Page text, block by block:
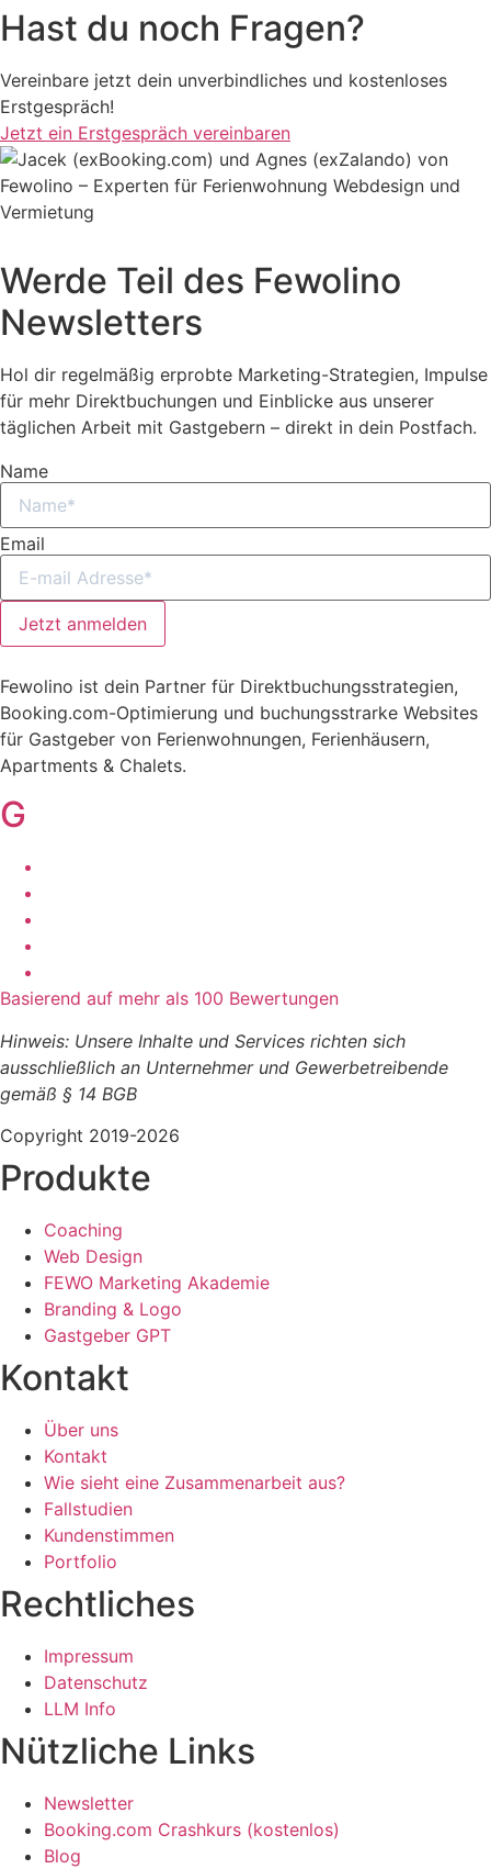
Hast du noch Fragen?
Vereinbare jetzt dein unverbindliches und kostenloses
Erstgespräch!
Jetzt ein Erstgespräch vereinbaren
Werde Teil des Fewolino
Newsletters
Hol dir regelmäßig erprobte Marketing-Strategien, Impulse
für mehr Direktbuchungen und Einblicke aus unserer
täglichen Arbeit mit Gastgebern – direkt in dein Postfach.
Name
Email
Jetzt anmelden
Fewolino ist dein Partner für Direktbuchungsstrategien,
Booking.com-Optimierung und buchungsstrarke Websites
für Gastgeber von Ferienwohnungen, Ferienhäusern,
Apartments & Chalets.
G
Basierend auf mehr als 100 Bewertungen
Hinweis: Unsere Inhalte und Services richten sich
ausschließlich an Unternehmer und Gewerbetreibende
gemäß § 14 BGB
Copyright 2019-2026
Produkte
Coaching
Web Design
FEWO Marketing Akademie
Branding & Logo
Gastgeber GPT
Kontakt
Über uns
Kontakt
Wie sieht eine Zusammenarbeit aus?
Fallstudien
Kundenstimmen
Portfolio
Rechtliches
Impressum
Datenschutz
LLM Info
Nützliche Links
Newsletter
Booking.com Crashkurs (kostenlos)
Blog